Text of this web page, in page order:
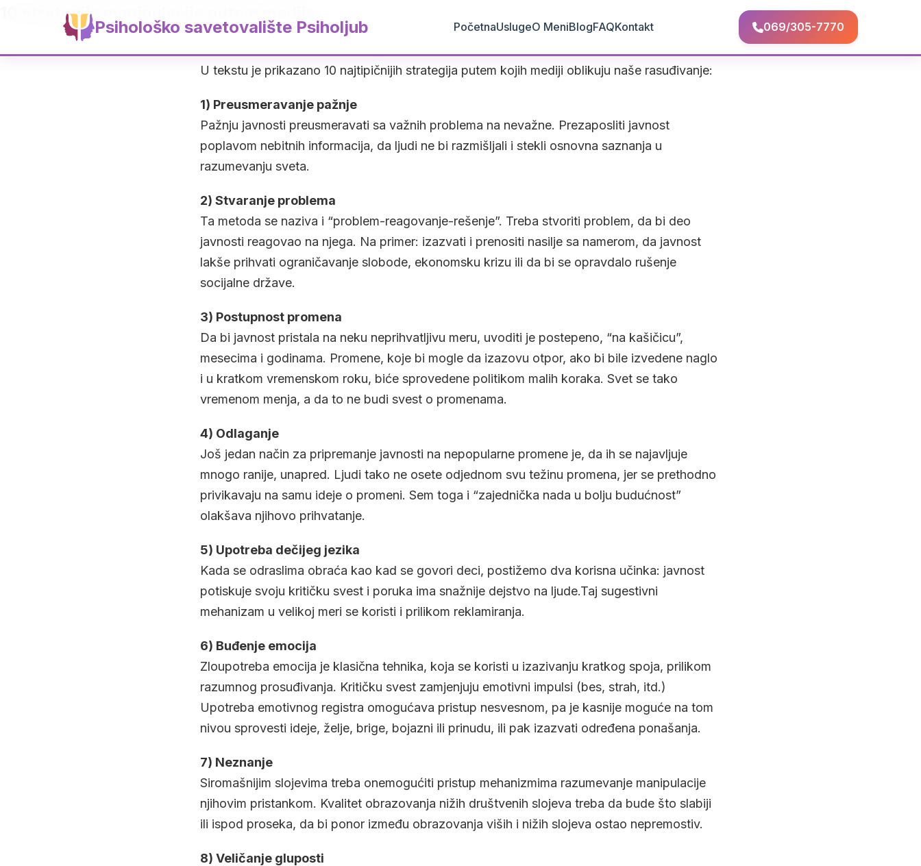
Psihološko savetovalište Psiholjub PočetnaUslugeO MeniBlogFAQKontakt 069/305-7770
10 strategija manipulacije putem medija
U tekstu je prikazano 10 najtipičnijih strategija putem kojih mediji oblikuju naše rasuđivanje:
1) Preusmeravanje pažnje
Pažnju javnosti preusmeravati sa važnih problema na nevažne. Prezaposliti javnost
poplavom nebitnih informacija, da ljudi ne bi razmišljali i stekli osnovna saznanja u
razumevanju sveta.
2) Stvaranje problema
Ta metoda se naziva i “problem-reagovanje-rešenje”. Treba stvoriti problem, da bi deo
javnosti reagovao na njega. Na primer: izazvati i prenositi nasilje sa namerom, da javnost
lakše prihvati ograničavanje slobode, ekonomsku krizu ili da bi se opravdalo rušenje
socijalne države.
3) Postupnost promena
Da bi javnost pristala na neku neprihvatljivu meru, uvoditi je postepeno, “na kašičicu”,
mesecima i godinama. Promene, koje bi mogle da izazovu otpor, ako bi bile izvedene naglo
i u kratkom vremenskom roku, biće sprovedene politikom malih koraka. Svet se tako
vremenom menja, a da to ne budi svest o promenama.
4) Odlaganje
Još jedan način za pripremanje javnosti na nepopularne promene je, da ih se najavljuje
mnogo ranije, unapred. Ljudi tako ne osete odjednom svu težinu promena, jer se prethodno
privikavaju na samu ideje o promeni. Sem toga i “zajednička nada u bolju budućnost”
olakšava njihovo prihvatanje.
5) Upotreba dečijeg jezika
Kada se odraslima obraća kao kad se govori deci, postižemo dva korisna učinka: javnost
potiskuje svoju kritičku svest i poruka ima snažnije dejstvo na ljude.Taj sugestivni
mehanizam u velikoj meri se koristi i prilikom reklamiranja.
6) Buđenje emocija
Zloupotreba emocija je klasična tehnika, koja se koristi u izazivanju kratkog spoja, prilikom
razumnog prosuđivanja. Kritičku svest zamjenjuju emotivni impulsi (bes, strah, itd.)
Upotreba emotivnog registra omogućava pristup nesvesnom, pa je kasnije moguće na tom
nivou sprovesti ideje, želje, brige, bojazni ili prinudu, ili pak izazvati određena ponašanja.
7) Neznanje
Siromašnijim slojevima treba onemogućiti pristup mehanizmima razumevanje manipulacije
njihovim pristankom. Kvalitet obrazovanja nižih društvenih slojeva treba da bude što slabiji
ili ispod proseka, da bi ponor između obrazovanja viših i nižih slojeva ostao nepremostiv.
8) Veličanje gluposti